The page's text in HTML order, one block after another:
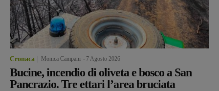
Cronaca Monica Campani 7 Agosto 2026
Bucine, incendio di oliveta e bosco a San
Pancrazio. Tre ettari l’area bruciata